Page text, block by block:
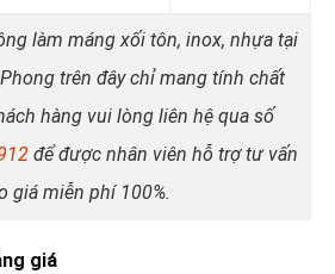
làm máng xối tôn, inox, nhựa tại
trên đây chỉ mang tính chất
hàng vui lòng liên hệ qua số
để được nhân viên hỗ trợ tư vấn
giá miễn phí 100%.
giá